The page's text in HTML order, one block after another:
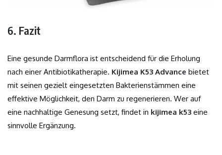
6. Fazit
Eine gesunde Darmflora ist entscheidend für die Erholung
nach einer Antibiotikatherapie. Kijimea K53 Advance bietet
mit seinen gezielt eingesetzten Bakterienstämmen eine
effektive Möglichkeit, den Darm zu regenerieren. Wer auf
eine nachhaltige Genesung setzt, findet in kijimea k53 eine
sinnvolle Ergänzung.